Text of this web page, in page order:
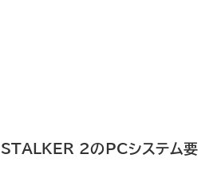
2のPCシステム要